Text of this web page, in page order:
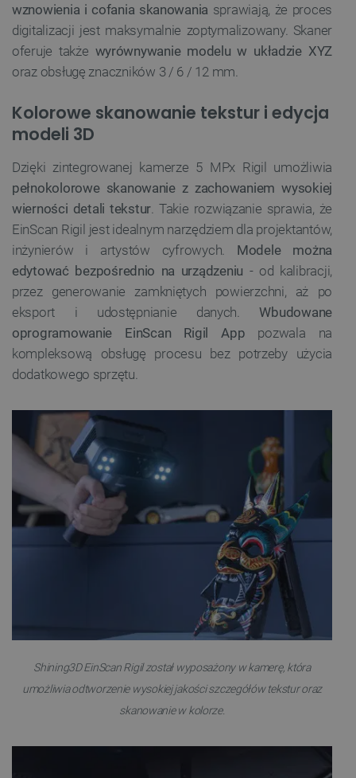
wznowienia i cofania skanowania sprawiają, że proces
digitalizacji jest maksymalnie zoptymalizowany. Skaner
oferuje także wyrównywanie modelu w układzie XYZ
oraz obsługę znaczników 3 / 6 / 12 mm.
Kolorowe skanowanie tekstur i edycja
modeli 3D
Dzięki zintegrowanej kamerze 5 MPx Rigil umożliwia
pełnokolorowe skanowanie z zachowaniem wysokiej
wierności detali tekstur . Takie rozwiązanie sprawia, że
EinScan Rigil jest idealnym narzędziem dla projektantów,
inżynierów i artystów cyfrowych. Modele można
edytować bezpośrednio na urządzeniu - od kalibracji,
przez generowanie zamkniętych powierzchni, aż po
eksport i udostępnianie danych.Wbudowane
oprogramowanie EinScan Rigil App pozwala na
kompleksową obsługę procesu bez potrzeby użycia
dodatkowego sprzętu.
Shining3D EinScan Rigil został wyposażony w kamerę, która
umożliwia odtworzenie wysokiej jakości szczegółów tekstur oraz
skanowanie w kolorze.